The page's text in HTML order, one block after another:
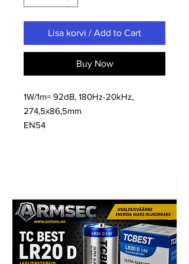
Lisa korvi / Add to Cart
Buy Now
1W/1m= 92dB, 180Hz-20kHz,
274,5x86,5mm
EN54